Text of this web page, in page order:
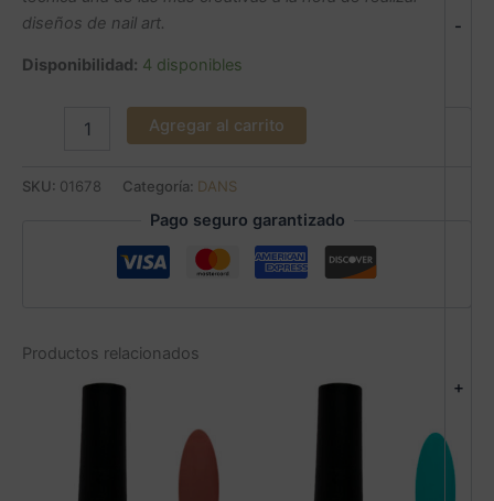
diseños de nail art.
Disponibilidad: 4 disponibles
-
+
Agregar al carrito
SKU: 01678 Categoría: DANS
Pago seguro garantizado
Productos relacionados